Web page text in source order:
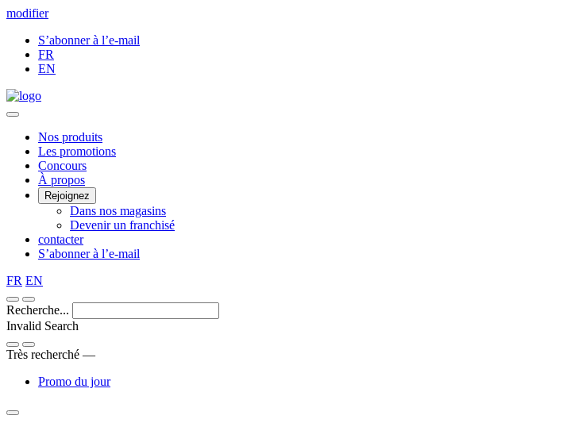
Skip
Content
modifier
S’abonner à l’e-mail
FR
EN
Main
Menu
Nos produits
Les promotions
Concours
À propos
Rejoignez
Dans nos magasins
Devenir un franchisé
contacter
S’abonner à l’e-mail
FR EN
Recherche...
Invalid Search
Submit
Très recherché —
Promo du jour